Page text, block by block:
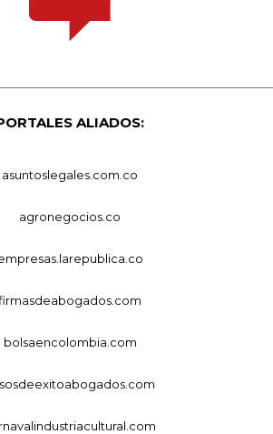
ALIADOS:
asuntoslegales.com.co
agronegocios.co
bolsaencolombia.com